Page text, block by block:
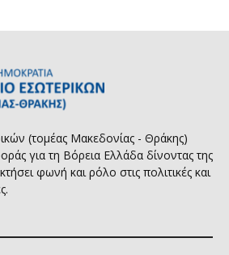
(τομέας Μακεδονίας - Θράκης)
για τη Βόρεια Ελλάδα δίνοντας της
φωνή και ρόλο στις πολιτικές και